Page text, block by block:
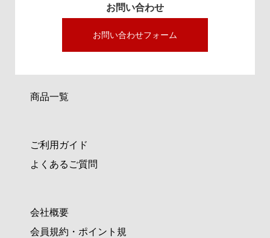
お問い合わせ
お問い合わせフォーム
商品一覧
ご利用ガイド
よくあるご質問
会社概要
会員規約・ポイント規